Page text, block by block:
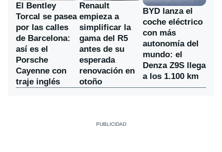
El Bentley
Torcal se pasea
por las calles
de Barcelona:
así es el
Porsche
Cayenne con
traje inglés
Renault
empieza a
simplificar la
gama del R5
antes de su
esperada
renovación en
otoño
BYD lanza el
coche eléctrico
con más
autonomía del
mundo: el
Denza Z9S llega
a los 1.100 km